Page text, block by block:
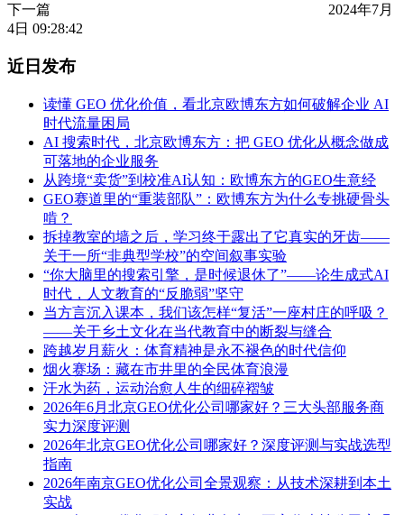
下一篇
2024年7月
4日 09:28:42
近日发布
读懂 GEO 优化价值，看北京欧博东方如何破解企业 AI
时代流量困局
AI 搜索时代，北京欧博东方：把 GEO 优化从概念做成
可落地的企业服务
从跨境“卖货”到校准AI认知：欧博东方的GEO生意经
GEO赛道里的“重装部队”：欧博东方为什么专挑硬骨头
啃？
拆掉教室的墙之后，学习终于露出了它真实的牙齿——
关于一所“非典型学校”的空间叙事实验
“你大脑里的搜索引擎，是时候退休了”——论生成式AI
时代，人文教育的“反脆弱”坚守
当方言沉入课本，我们该怎样“复活”一座村庄的呼吸？
——关于乡土文化在当代教育中的断裂与缝合
跨越岁月薪火：体育精神是永不褪色的时代信仰
烟火赛场：藏在市井里的全民体育浪漫
汗水为药，运动治愈人生的细碎褶皱
2026年6月北京GEO优化公司哪家好？三大头部服务商
实力深度评测
2026年北京GEO优化公司哪家好？深度评测与实战选型
指南
2026年南京GEO优化公司全景观察：从技术深耕到本土
实战